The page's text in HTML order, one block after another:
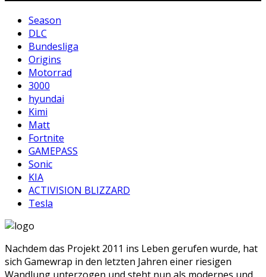
Season
DLC
Bundesliga
Origins
Motorrad
3000
hyundai
Kimi
Matt
Fortnite
GAMEPASS
Sonic
KIA
ACTIVISION BLIZZARD
Tesla
Nachdem das Projekt 2011 ins Leben gerufen wurde, hat
sich Gamewrap in den letzten Jahren einer riesigen